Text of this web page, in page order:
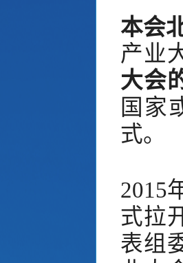
本会
产业
大会
国家
式。
2015
式拉
表组